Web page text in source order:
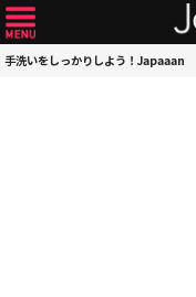
手洗いをしっかりしよう！Japaaan